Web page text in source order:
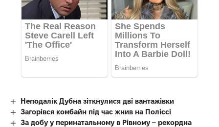
Неподалік Дубна зіткнулися дві вантажівки
Загорівся комбайн під час жнив на Поліссі
За добу у перинатальному в Рівному – рекордна